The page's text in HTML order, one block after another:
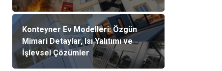
Konteyner Ev Modelleri: Özgün
Mimari Detaylar, Isı Yalıtımı ve
İşlevsel Çözümler